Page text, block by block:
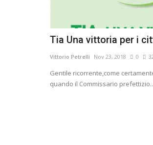
Tia Una vittoria per i
Vittorio Petrelli Nov 23, 2018 0
Gentile ricorrente,come
quando il Commissario